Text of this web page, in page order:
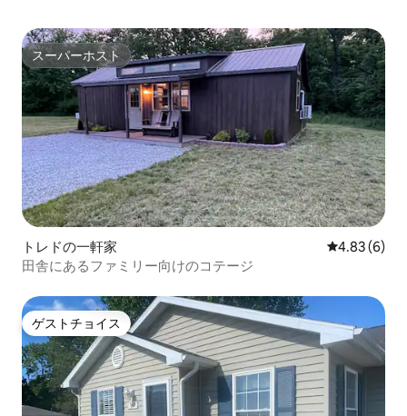
スーパーホスト
スーパーホスト
トレドの一軒家 レビュー6
4.83 (6)
田舎にあるファミリー向けのコテージ
ゲストチョイス
ゲストチョイス